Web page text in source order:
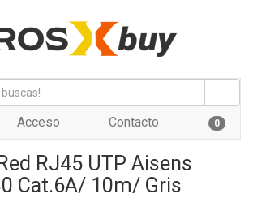
Acceso Contacto 0
RJ45 UTP Aisens
Cat.6A/ 10m/ Gris